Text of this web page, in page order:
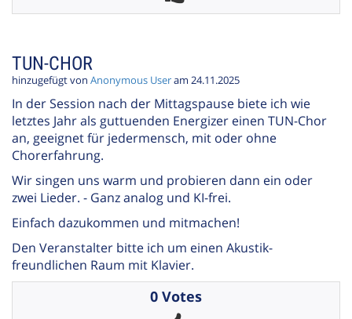
TUN-CHOR
hinzugefügt von Anonymous Useram 24.11.2025
In der Session nach der Mittagspause biete ich wie
letztes Jahr als guttuenden Energizer einen TUN-Chor
an, geeignet für jedermensch, mit oder ohne
Chorerfahrung.
Wir singen uns warm und probieren dann ein oder
zwei Lieder. - Ganz analog und KI-frei.
Einfach dazukommen und mitmachen!
Den Veranstalter bitte ich um einen Akustik-
freundlichen Raum mit Klavier.
0 Votes